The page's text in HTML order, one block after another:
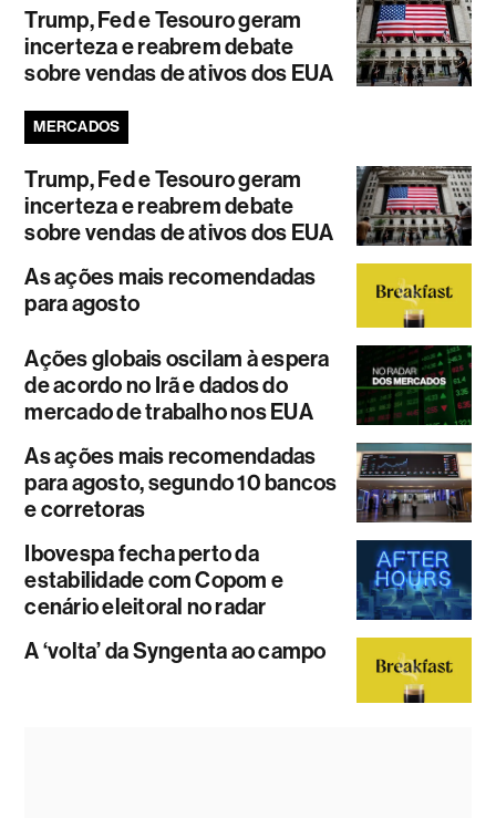
Trump, Fed e Tesouro geram
incerteza e reabrem debate
sobre vendas de ativos dos EUA
MERCADOS
Trump, Fed e Tesouro geram
incerteza e reabrem debate
sobre vendas de ativos dos EUA
As ações mais recomendadas
para agosto
Ações globais oscilam à espera
de acordo no Irã e dados do
mercado de trabalho nos EUA
As ações mais recomendadas
para agosto, segundo 10 bancos
e corretoras
Ibovespa fecha perto da
estabilidade com Copom e
cenário eleitoral no radar
A ‘volta’ da Syngenta ao campo